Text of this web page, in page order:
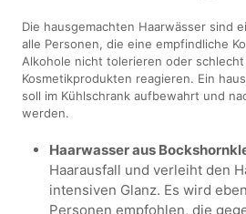
Die hausgemachten Haarwässer sind
alle Personen, die eine empfindliche
Alkohole nicht tolerieren oder
Kosmetikprodukten reagieren. Ein
soll im Kühlschrank aufbewahrt und
werden.
Haarwasser aus
Haarausfall und verleiht den
intensiven Glanz. Es wird
Personen empfohlen, die